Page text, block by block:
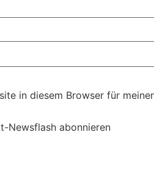
in diesem Browser für
Newsflash abonnieren